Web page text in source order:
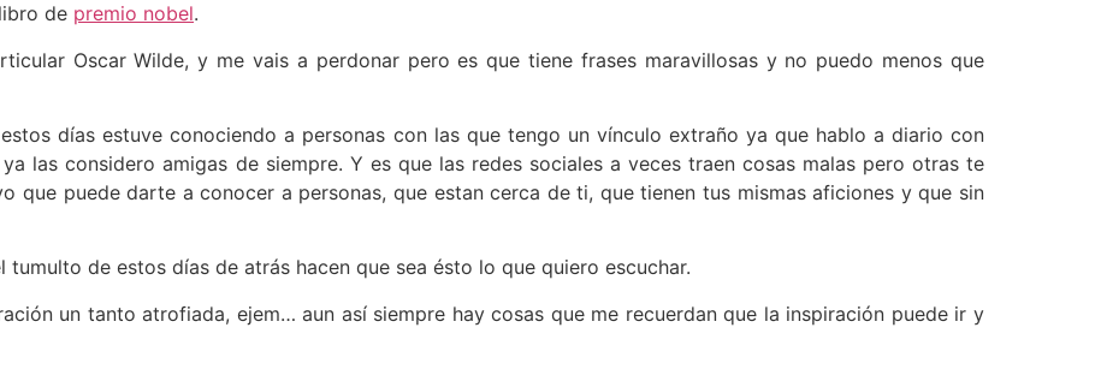
de premio nobel.
Oscar Wilde, y me vais a perdonar pero es que tiene frases maravillosas y no puedo menos que
días estuve conociendo a personas con las que tengo un vínculo extraño ya que hablo a diario con
las considero amigas de siempre. Y es que las redes sociales a veces traen cosas malas pero otras te
que puede darte a conocer a personas, que estan cerca de ti, que tienen tus mismas aficiones y que sin
de estos días de atrás hacen que sea ésto lo que quiero escuchar.
un tanto atrofiada, ejem… aun así siempre hay cosas que me recuerdan que la inspiración puede ir y